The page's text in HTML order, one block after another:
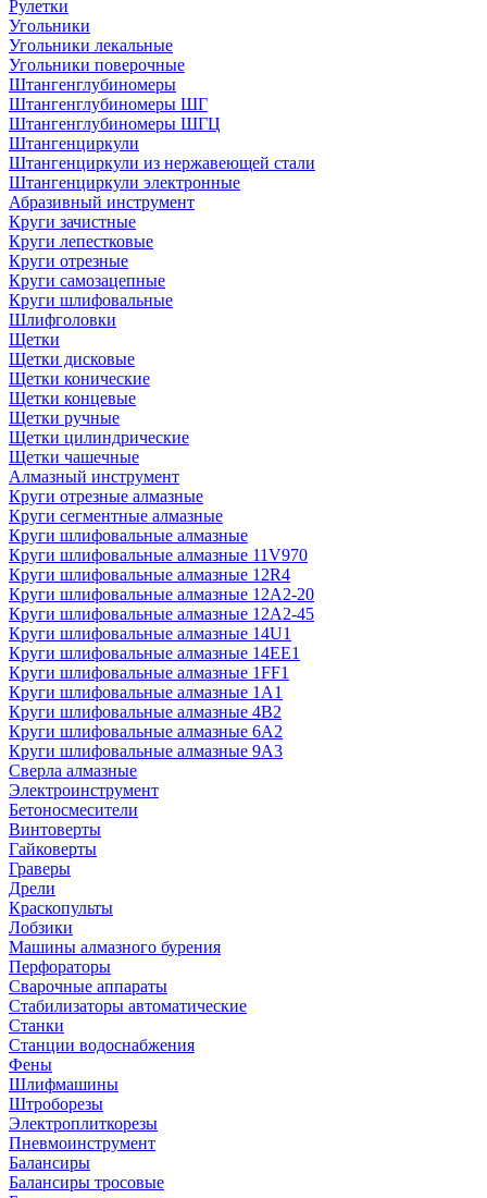
Рулетки
Угольники
Угольники лекальные
Угольники поверочные
Штангенглубиномеры
Штангенглубиномеры ШГ
Штангенглубиномеры ШГЦ
Штангенциркули
Штангенциркули из нержавеющей стали
Штангенциркули электронные
Абразивный инструмент
Круги зачистные
Круги лепестковые
Круги отрезные
Круги самозацепные
Круги шлифовальные
Шлифголовки
Щетки
Щетки дисковые
Щетки конические
Щетки концевые
Щетки ручные
Щетки цилиндрические
Щетки чашечные
Алмазный инструмент
Круги отрезные алмазные
Круги сегментные алмазные
Круги шлифовальные алмазные
Круги шлифовальные алмазные 11V970
Круги шлифовальные алмазные 12R4
Круги шлифовальные алмазные 12А2-20
Круги шлифовальные алмазные 12А2-45
Круги шлифовальные алмазные 14U1
Круги шлифовальные алмазные 14ЕЕ1
Круги шлифовальные алмазные 1FF1
Круги шлифовальные алмазные 1А1
Круги шлифовальные алмазные 4В2
Круги шлифовальные алмазные 6A2
Круги шлифовальные алмазные 9А3
Сверла алмазные
Электроинструмент
Бетоносмесители
Винтоверты
Гайковерты
Граверы
Дрели
Краскопульты
Лобзики
Машины алмазного бурения
Перфораторы
Сварочные аппараты
Стабилизаторы автоматические
Станки
Станции водоснабжения
Фены
Шлифмашины
Штроборезы
Электроплиткорезы
Пневмоинструмент
Балансиры
Балансиры тросовые